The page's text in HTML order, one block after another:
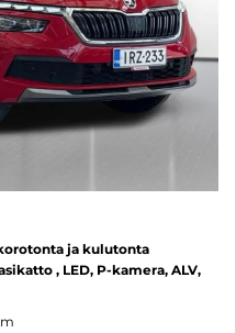
korotonta ja kulutonta
, LED, P-kamera, ALV,